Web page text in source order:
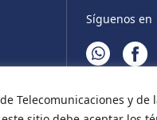
Telecomunicaciones y
Síguenos en
WHATSAPP